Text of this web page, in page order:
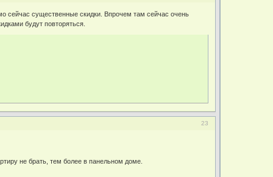
сейчас существенные скидки. Впрочем там сейчас очень
будут повторяться.
23
не брать, тем более в панельном доме.